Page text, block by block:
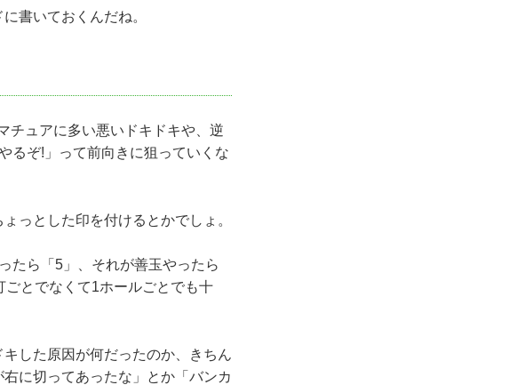
書いておくんだね。
チュアに多い悪いドキドキや、逆
るぞ!」って前向きに狙っていくな
っとした印を付けるとかでしょ。
たら「5」、それが善玉やったら
とでなくて1ホールごとでも十
した原因が何だったのか、きちん
に切ってあったな」とか「バンカ